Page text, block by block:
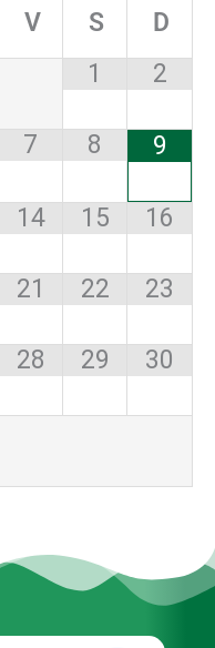
V S
D
1
2
7 8 9
14 15 16
21 22 23
28 29 30